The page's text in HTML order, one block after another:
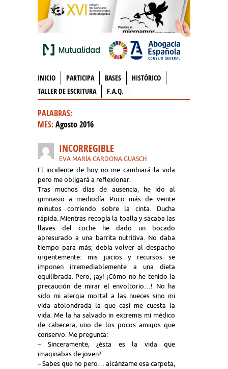
INICIO PARTICIPA BASES
HISTÓRICO
TALLER DE ESCRITURA
F.A.Q.
PALABRAS:
MES:Agosto 2016
INCORREGIBLE
EVA MARÍA CARDONA GUASCH
El incidente de hoy no me cambiará la vida
pero me obligará a reflexionar.
Tras muchos días de ausencia, he ido al
gimnasio a mediodía. Poco más de veinte
minutos corriendo sobre la cinta. Ducha
rápida. Mientras recogía la toalla y sacaba las
llaves del coche he dado un bocado
apresurado a una barrita nutritiva. No daba
tiempo para más; debía volver al despacho
urgentemente: mis juicios y recursos se
imponen irremediablemente a una dieta
equilibrada. Pero, ¡ay! ¡Cómo no he tenido la
precaución de mirar el envoltorio…! No ha
sido mi alergia mortal a las nueces sino mi
vida atolondrada la que casi me cuesta la
vida. Me la ha salvado in extremis mi médico
de cabecera, uno de los pocos amigos que
conservo. Me pregunta:
– Sinceramente, ¿ésta es la vida que
imaginabas de joven?
– Sabes que no pero… alcánzame esa carpeta,